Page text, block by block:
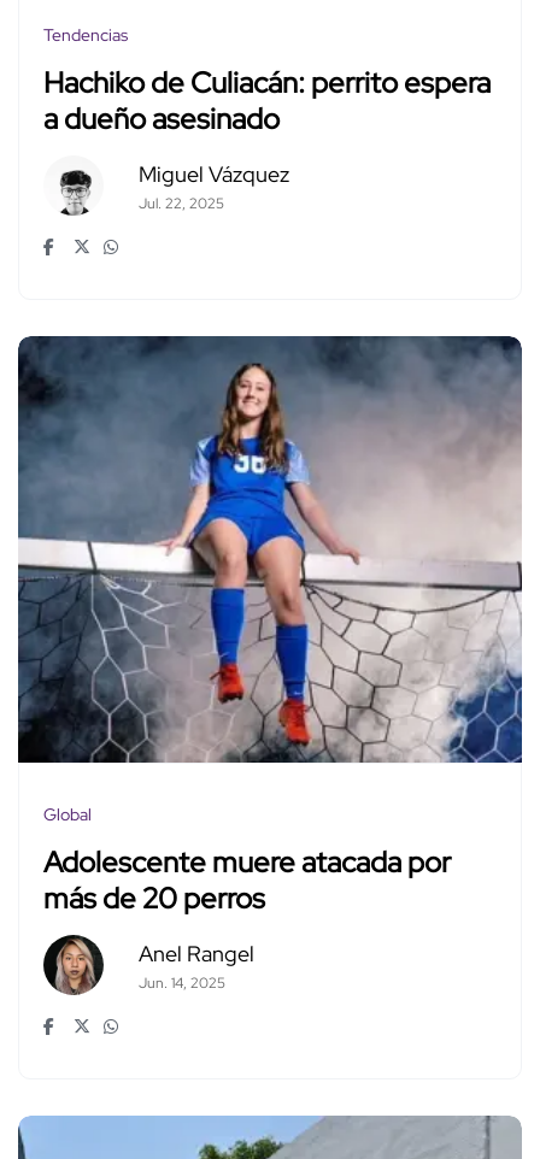
Tendencias
Hachiko de Culiacán: perrito espera
a dueño asesinado
Miguel Vázquez
Jul. 22, 2025
Global
Adolescente muere atacada por
más de 20 perros
Anel Rangel
Jun. 14, 2025